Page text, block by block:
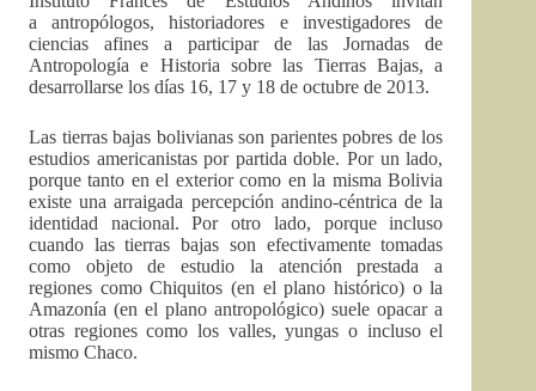
a antropólogos, historiadores e investigadores de
ciencias afines a participar de las Jornadas de
Antropología e Historia sobre las Tierras Bajas, a
desarrollarse los días 16, 17 y 18 de octubre de 2013.
Las tierras bajas bolivianas son parientes pobres de los
estudios americanistas por partida doble. Por un lado,
porque tanto en el exterior como en la misma Bolivia
existe una arraigada percepción andino-céntrica de la
identidad nacional. Por otro lado, porque incluso
cuando las tierras bajas son efectivamente tomadas
como objeto de estudio la atención prestada a
regiones como Chiquitos (en el plano histórico) o la
Amazonía (en el plano antropológico) suele opacar a
otras regiones como los valles, yungas o incluso el
mismo Chaco.